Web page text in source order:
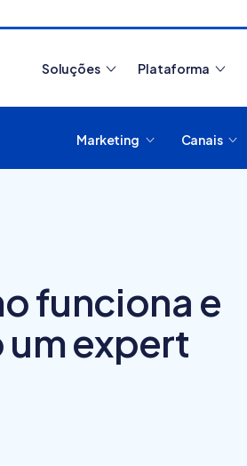
Soluções Plataforma
Marketing Canais
funciona e
expert